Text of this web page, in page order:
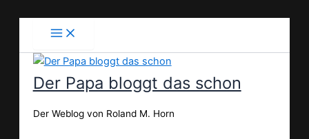
Der Papa bloggt das schon
Der Weblog von Roland M. Horn